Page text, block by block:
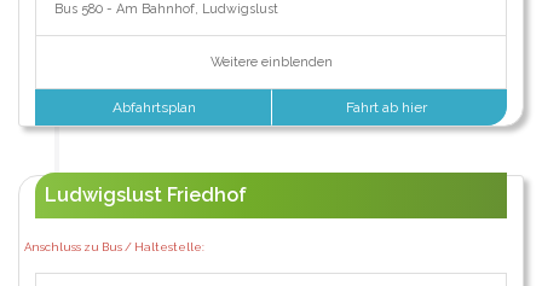
Bus 580 - Am Bahnhof, Ludwigslust
Weitere einblenden
Abfahrtsplan Fahrt ab hier
Ludwigslust Friedhof
Anschluss zu Bus / Haltestelle: